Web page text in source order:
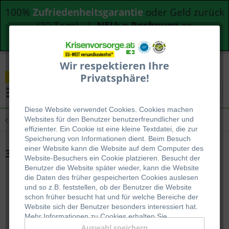
100% Zufriedenheitsgarantie oder Geld zurück
(30 Tage) |NEU: e-Rechnungan
Bundesdienststellen
Wir respektieren Ihre
Privatsphäre!
Diese Website verwendet Cookies. Cookies machen
Websites für den Benutzer benutzerfreundlicher und
effizienter. Ein Cookie ist eine kleine Textdatei, die zur
Speicherung von Informationen dient. Beim Besuch
einer Website kann die Website auf dem Computer des
Website-Besuchers ein Cookie platzieren. Besucht der
Benutzer die Website später wieder, kann die Website
die Daten des früher gespeicherten Cookies auslesen
und so z.B. feststellen, ob der Benutzer die Website
schon früher besucht hat und für welche Bereiche der
Website sich der Benutzer besonders interessiert hat.
Mehr Informationen zu Cookies erhalten Sie
Übersicht Blackout Vorsorge für Gemeinden
3 Monatspaket - mit Fleischgerichten